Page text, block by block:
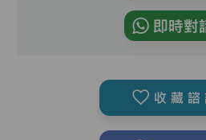
即時對
收藏諮